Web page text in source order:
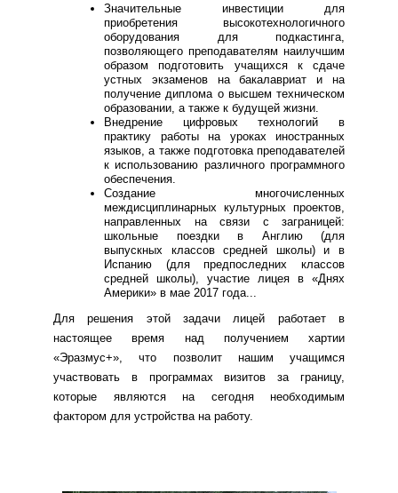
Значительные инвестиции для
приобретения высокотехнологичного
оборудования для подкастинга,
позволяющего преподавателям наилучшим
образом подготовить учащихся к сдаче
устных экзаменов на бакалавриат и на
получение диплома о высшем техническом
образовании, а также к будущей жизни.
Внедрение цифровых технологий в
практику работы на уроках иностранных
языков, а также подготовка преподавателей
к использованию различного программного
обеспечения.
Создание многочисленных
междисциплинарных культурных проектов,
направленных на связи с заграницей:
школьные поездки в Англию (для
выпускных классов средней школы) и в
Испанию (для предпоследних классов
средней школы), участие лицея в «Днях
Америки» в мае 2017 года...
Для решения этой задачи лицей работает в
настоящее время над получением хартии
«Эразмус+», что позволит нашим учащимся
участвовать в программах визитов за границу,
которые являются на сегодня необходимым
фактором для устройства на работу.